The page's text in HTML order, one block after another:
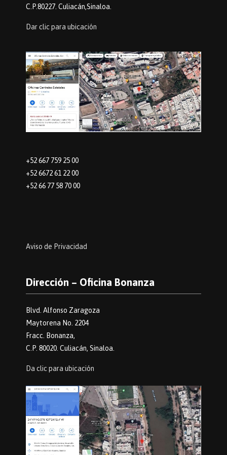
C.P.80227. Culiacán,Sinaloa.
Dar clic para ubicación
+52 667 759 25 00
+52 6672 61 22 00
+52 66 77 58 70 00
Aviso de Privacidad
Dirección – Oficina Bonanza
Blvd. Alfonso Zaragoza
Maytorena No. 2204
Fracc. Bonanza,
C.P. 80020. Culiacán, Sinaloa.
Da clic para ubicación